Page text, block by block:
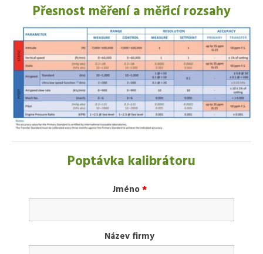
Přesnost měření a měřicí rozsahy
Poptávka kalibrátoru
Jméno*
Název firmy